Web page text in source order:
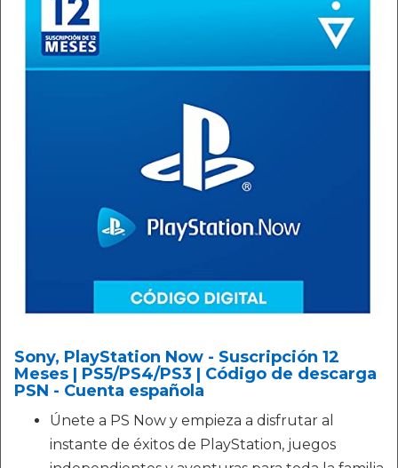
Sony, PlayStation Now - Suscripción 12
Meses | PS5/PS4/PS3 | Código de descarga
PSN - Cuenta española
Únete a PS Now y empieza a disfrutar al
instante de éxitos de PlayStation, juegos